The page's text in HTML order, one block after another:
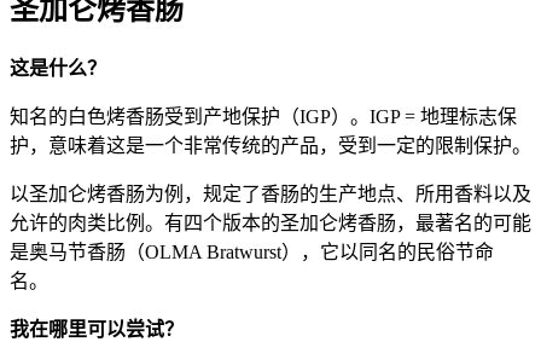
圣加仑烤香肠
这是什么？
知名的白色烤香肠受到产地保护（IGP）。IGP = 地理标志保
护，意味着这是一个非常传统的产品，受到一定的限制保护。
以圣加仑烤香肠为例，规定了香肠的生产地点、所用香料以及
允许的肉类比例。有四个版本的圣加仑烤香肠，最著名的可能
是奥马节香肠（OLMA Bratwurst），它以同名的民俗节命
名。
我在哪里可以尝试？